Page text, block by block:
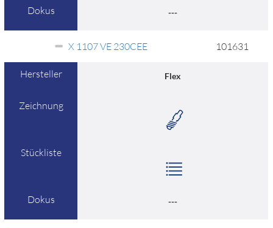
Dokus ---
X 1107 VE 230CEE 101631
Hersteller Flex
Zeichnung
Stückliste
Dokus ---